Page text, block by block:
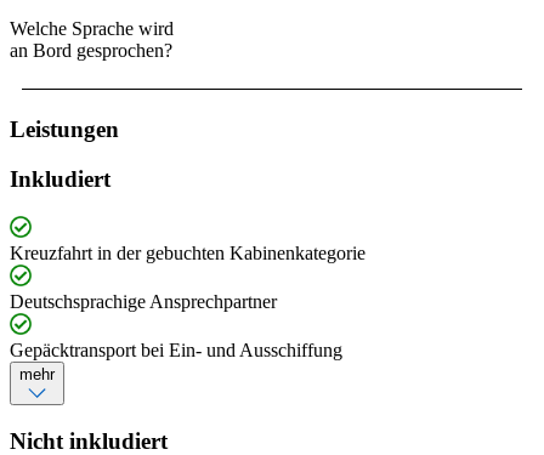
Welche Sprache wird
an Bord gesprochen?
Leistungen
Inkludiert
Kreuzfahrt in der gebuchten Kabinenkategorie
Deutschsprachige Ansprechpartner
Gepäcktransport bei Ein- und Ausschiffung
mehr
Nicht inkludiert